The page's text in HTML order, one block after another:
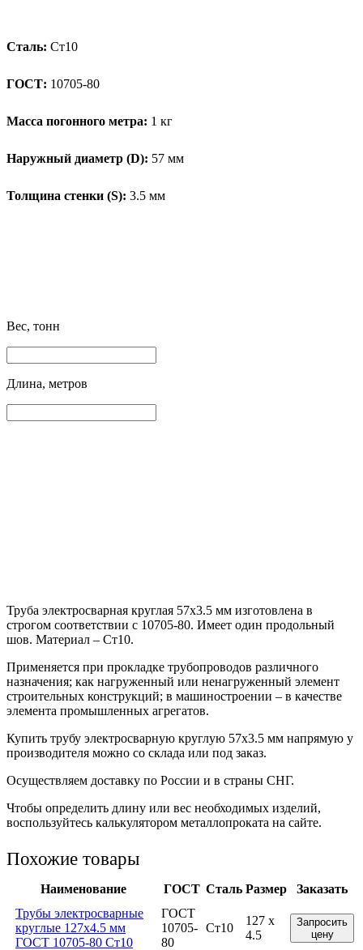
Сталь: Ст10
ГОСТ: 10705-80
Масса погонного метра: 1 кг
Наружный диаметр (D): 57 мм
Толщина стенки (S): 3.5 мм
Вес, тонн
Длина, метров
Труба электросварная круглая 57х3.5 мм изготовлена в
строгом соответствии с 10705-80. Имеет один продольный
шов. Материал – Ст10.
Применяется при прокладке трубопроводов различного
назначения; как нагруженный или ненагруженный элемент
строительных конструкций; в машиностроении – в качестве
элемента промышленных агрегатов.
Купить трубу электросварную круглую 57х3.5 мм напрямую у
производителя можно со склада или под заказ.
Осуществляем доставку по России и в страны СНГ.
Чтобы определить длину или вес необходимых изделий,
воспользуйтесь калькулятором металлопроката на сайте.
Похожие товары
Наименование ГОСТ Сталь Размер
Заказать
Трубы электросварные
круглые 127x4.5 мм
ГОСТ 10705-80 Ст10
ГОСТ
10705-
80
Ст10
127 x
4.5
Запросить
цену